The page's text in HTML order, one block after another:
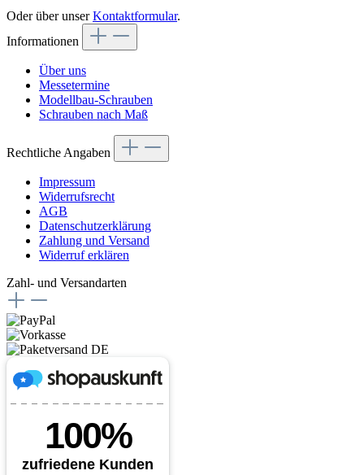
Oder über unserKontaktformular.
Informationen
Über uns
Messetermine
Modellbau-Schrauben
Schrauben nach Maß
Rechtliche Angaben
Impressum
Widerrufsrecht
AGB
Datenschutzerklärung
Zahlung und Versand
Widerruf erklären
Zahl- und Versandarten